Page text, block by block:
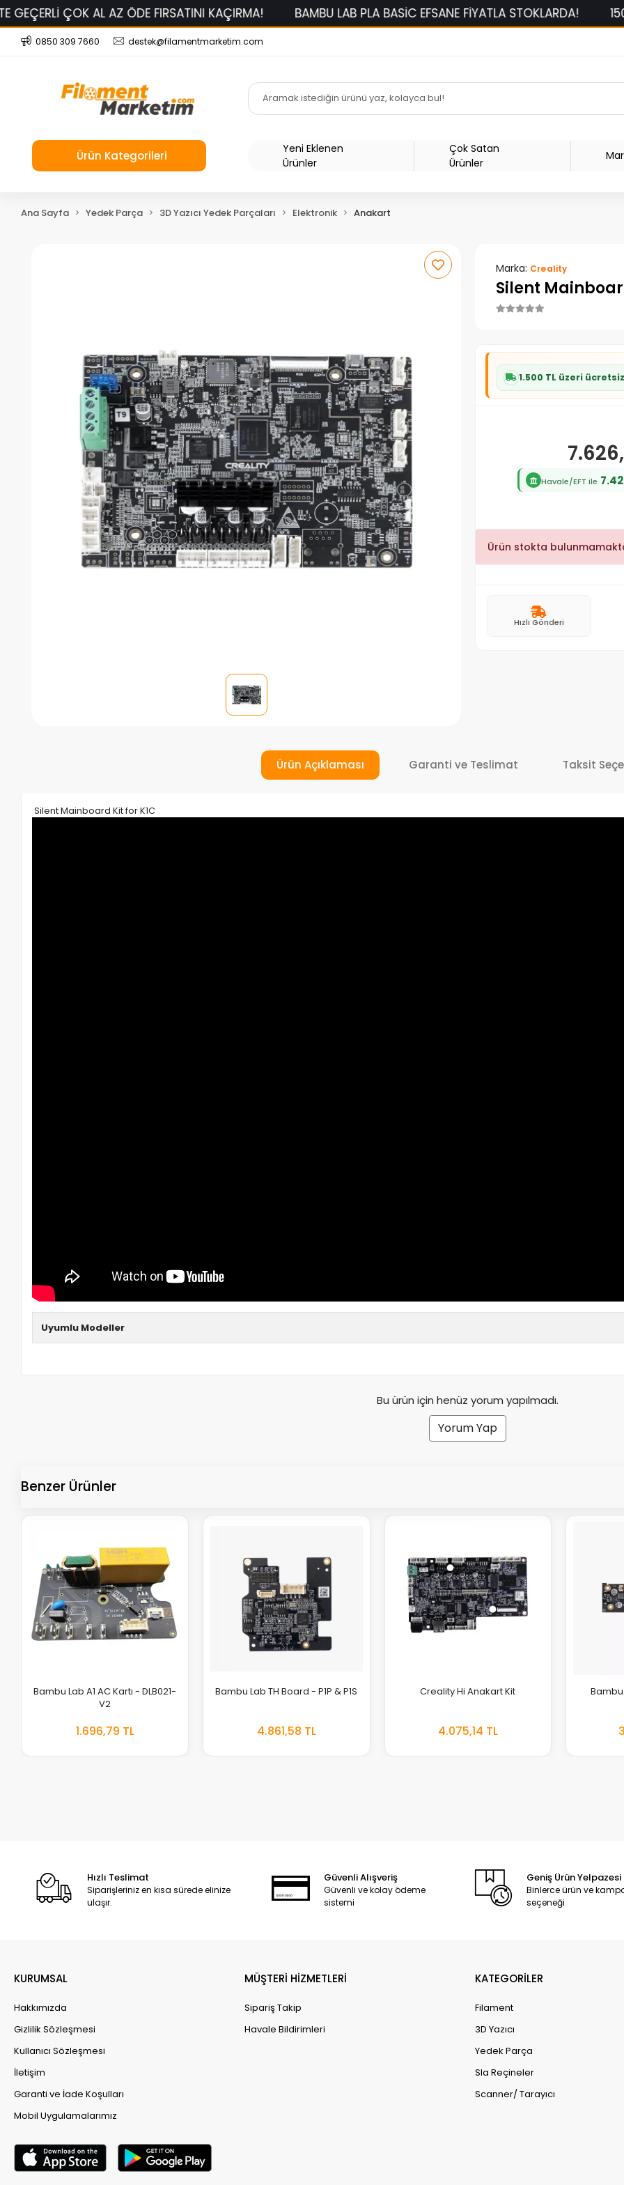
ÇOK AL AZ ÖDE FIRSATINI KAÇIRMA! BAMBU LAB PLA BASİC EFSANE FİYATLA STOKLARDA! 1500 TL
0850 309 7660 destek@filamentmarketim.com
Ürün Kategorileri
Yeni Eklenen
Ürünler
Çok Satan
Ürünler
Ana Sayfa Yedek Parça 3D Yazıcı Yedek Parçaları Elektronik Anakart
Marka: Creality
Silent
1.500 TL üzeri
Havale/EFT ile
Ürün stokta
Hızlı Gönderi
Ürün Açıklaması Garanti ve Teslimat Taksit
Silent Mainboard Kit for K1C
Uyumlu Modeller
Bu ürün için henüz yorum yapılmadı.
Yorum Yap
Benzer Ürünler
Bambu Lab A1 AC Kartı - DLB021-
V2
1.696,79 TLEKLE
Bambu Lab TH Board - P1P & P1S
4.861,58 TLEKLE
Creality Hi Anakart Kit
4.075,14 TLEKLE
Bambu
Hızlı Teslimat
Siparişleriniz en kısa sürede elinize
ulaşır.
Güvenli Alışveriş
Güvenli ve kolay ödeme
sistemi
Geniş Ürün Yelpazesi
Binlerce ürün ve
seçeneği
KURUMSAL
Hakkımızda
Gizlilik Sözleşmesi
Kullanıcı Sözleşmesi
İletişim
Garanti ve İade Koşulları
Mobil Uygulamalarımız
MÜŞTERİ HİZMETLERİ
Sipariş Takip
Havale Bildirimleri
KATEGORİLER
Filament
3D Yazıcı
Yedek Parça
Sla Reçineler
Scanner/ Tarayıcı